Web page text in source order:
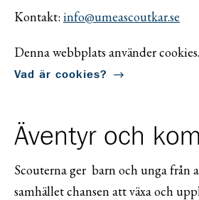
Kontakt: info@umeascoutkar.se
Denna webbplats använder cookies.
Vad är cookies?
Äventyr och
Scouterna ger barn och unga från
samhället chansen att växa och